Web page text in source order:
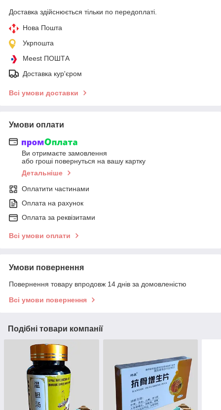
Доставка здійснюється тільки по передоплаті.
Нова Пошта
Укрпошта
Meest ПОШТА
Доставка кур'єром
Всі умови доставки
Умови оплати
Ви отримаєте замовлення
або гроші повернуться на вашу картку
Детальніше
Оплатити частинами
Оплата на рахунок
Оплата за реквізитами
Всі умови оплати
Умови повернення
Повернення товару впродовж 14 днів за домовленістю
Всі умови повернення
Подібні товари компанії